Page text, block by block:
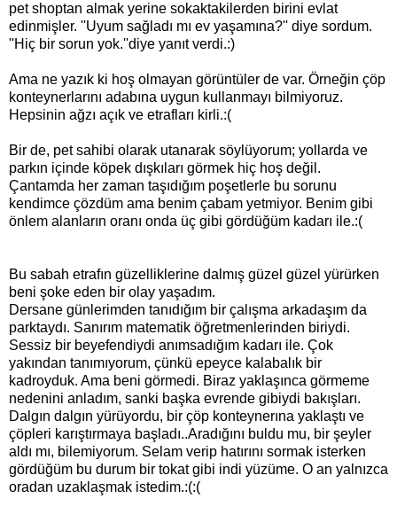
pet shoptan almak yerine sokaktakilerden birini evlat
edinmişler. ''Uyum sağladı mı ev yaşamına?'' diye sordum.
''Hiç bir sorun yok.''diye yanıt verdi.:)
Ama ne yazık ki hoş olmayan görüntüler de var. Örneğin çöp
konteynerlarını adabına uygun kullanmayı bilmiyoruz.
Hepsinin ağzı açık ve etrafları kirli.:(
Bir de, pet sahibi olarak utanarak söylüyorum; yollarda ve
parkın içinde köpek dışkıları görmek hiç hoş değil.
Çantamda her zaman taşıdığım poşetlerle bu sorunu
kendimce çözdüm ama benim çabam yetmiyor. Benim gibi
önlem alanların oranı onda üç gibi gördüğüm kadarı ile.:(
Bu sabah etrafın güzelliklerine dalmış güzel güzel yürürken
beni şoke eden bir olay yaşadım.
Dersane günlerimden tanıdığım bir çalışma arkadaşım da
parktaydı. Sanırım matematik öğretmenlerinden biriydi.
Sessiz bir beyefendiydi anımsadığım kadarı ile. Çok
yakından tanımıyorum, çünkü epeyce kalabalık bir
kadroyduk. Ama beni görmedi. Biraz yaklaşınca görmeme
nedenini anladım, sanki başka evrende gibiydi bakışları.
Dalgın dalgın yürüyordu, bir çöp konteynerına yaklaştı ve
çöpleri karıştırmaya başladı..Aradığını buldu mu, bir şeyler
aldı mı, bilemiyorum. Selam verip hatırını sormak isterken
gördüğüm bu durum bir tokat gibi indi yüzüme. O an yalnızca
oradan uzaklaşmak istedim.:(:(